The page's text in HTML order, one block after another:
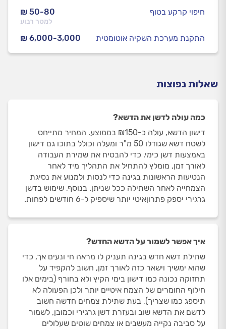
₪ 50-80
למטר רבוע
חיפוי קרקע בטוף
₪ 6,000-3,000 התקנת מערכת השקיה אוטומטית
שאלות נפוצות
כמה עולה לדשן את הדשא?
דישון הדשא, עולה כ-₪150 בממוצע. המחיר מתייחס
לשטח דשא שגודלו 50 מ"ר ומעלה וכולל בתוכו גם דישון
באמצעות דשן כימי. כדי להבטיח את שמירת העבודה
לאורך זמן, מומלץ להתחיל את התהליך מיד לאחר
הנטיעות הראשונות בגינה כדי לנסות ולמנוע את נסיגת
הצמחייה לאחר השתילה ככל שניתן. בנוסף, שימוש בדשן
גרגירי יספק פתרוןאיטי יותר שיספיק ל-6 חודשים לפחות.
איך אפשר לשמור על הדשא החדש?
שתילת דשא חדש בגינה תעניק לו מראה חי ונעים אך, כדי
שהוא ימשיך וישאר כזה לאורך זמן, חשוב להקפיד על
תחזוקה נכונה כמו דישון בימי הקיץ ולא בחורף (בימים אלו
חילוף החומרים של הצמח איטיים יותר ולכן הפעולה לא
תיספג כמו שצריך), בעת שתילת צמחים חדשה חשוב
לדשם את הדשא שוב ובעזרת דשן גרגירי וכמובן, לשמור
על סביבה נקייה מעשבים או צמחים שוטים שעלולים